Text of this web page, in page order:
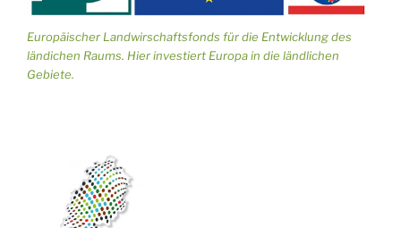
Europäischer Landwirschaftsfonds für die Entwicklung des
ländichen Raums. Hier investiert Europa in die ländlichen
Gebiete.